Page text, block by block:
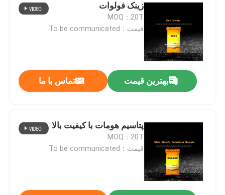
زینک فولوات
MOQ：20T
قیمت：To be communicated
بهترین قیمت تماس با ما
پتاسيم هومات با کيفيت بالا
MOQ：20T
قیمت：To be communicated